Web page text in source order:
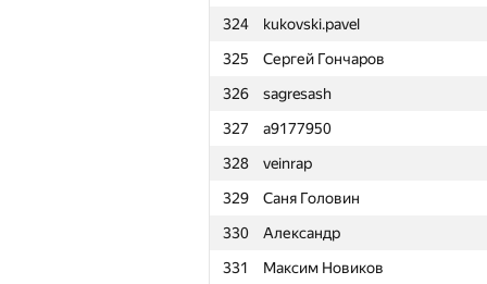
324
kukovski.pavel
325
Сергей Гончаров
326
sagresash
327
a9177950
328
veinrap
329
Саня Головин
330
Александр
331
Максим Новиков
301 ilye
302
Гриша Овчинников
303
jfbogusz
304
shop@brugos.ru
305
c-programmer
306
i.gasenko91
307
kniazevsk2012
308
wadissimo